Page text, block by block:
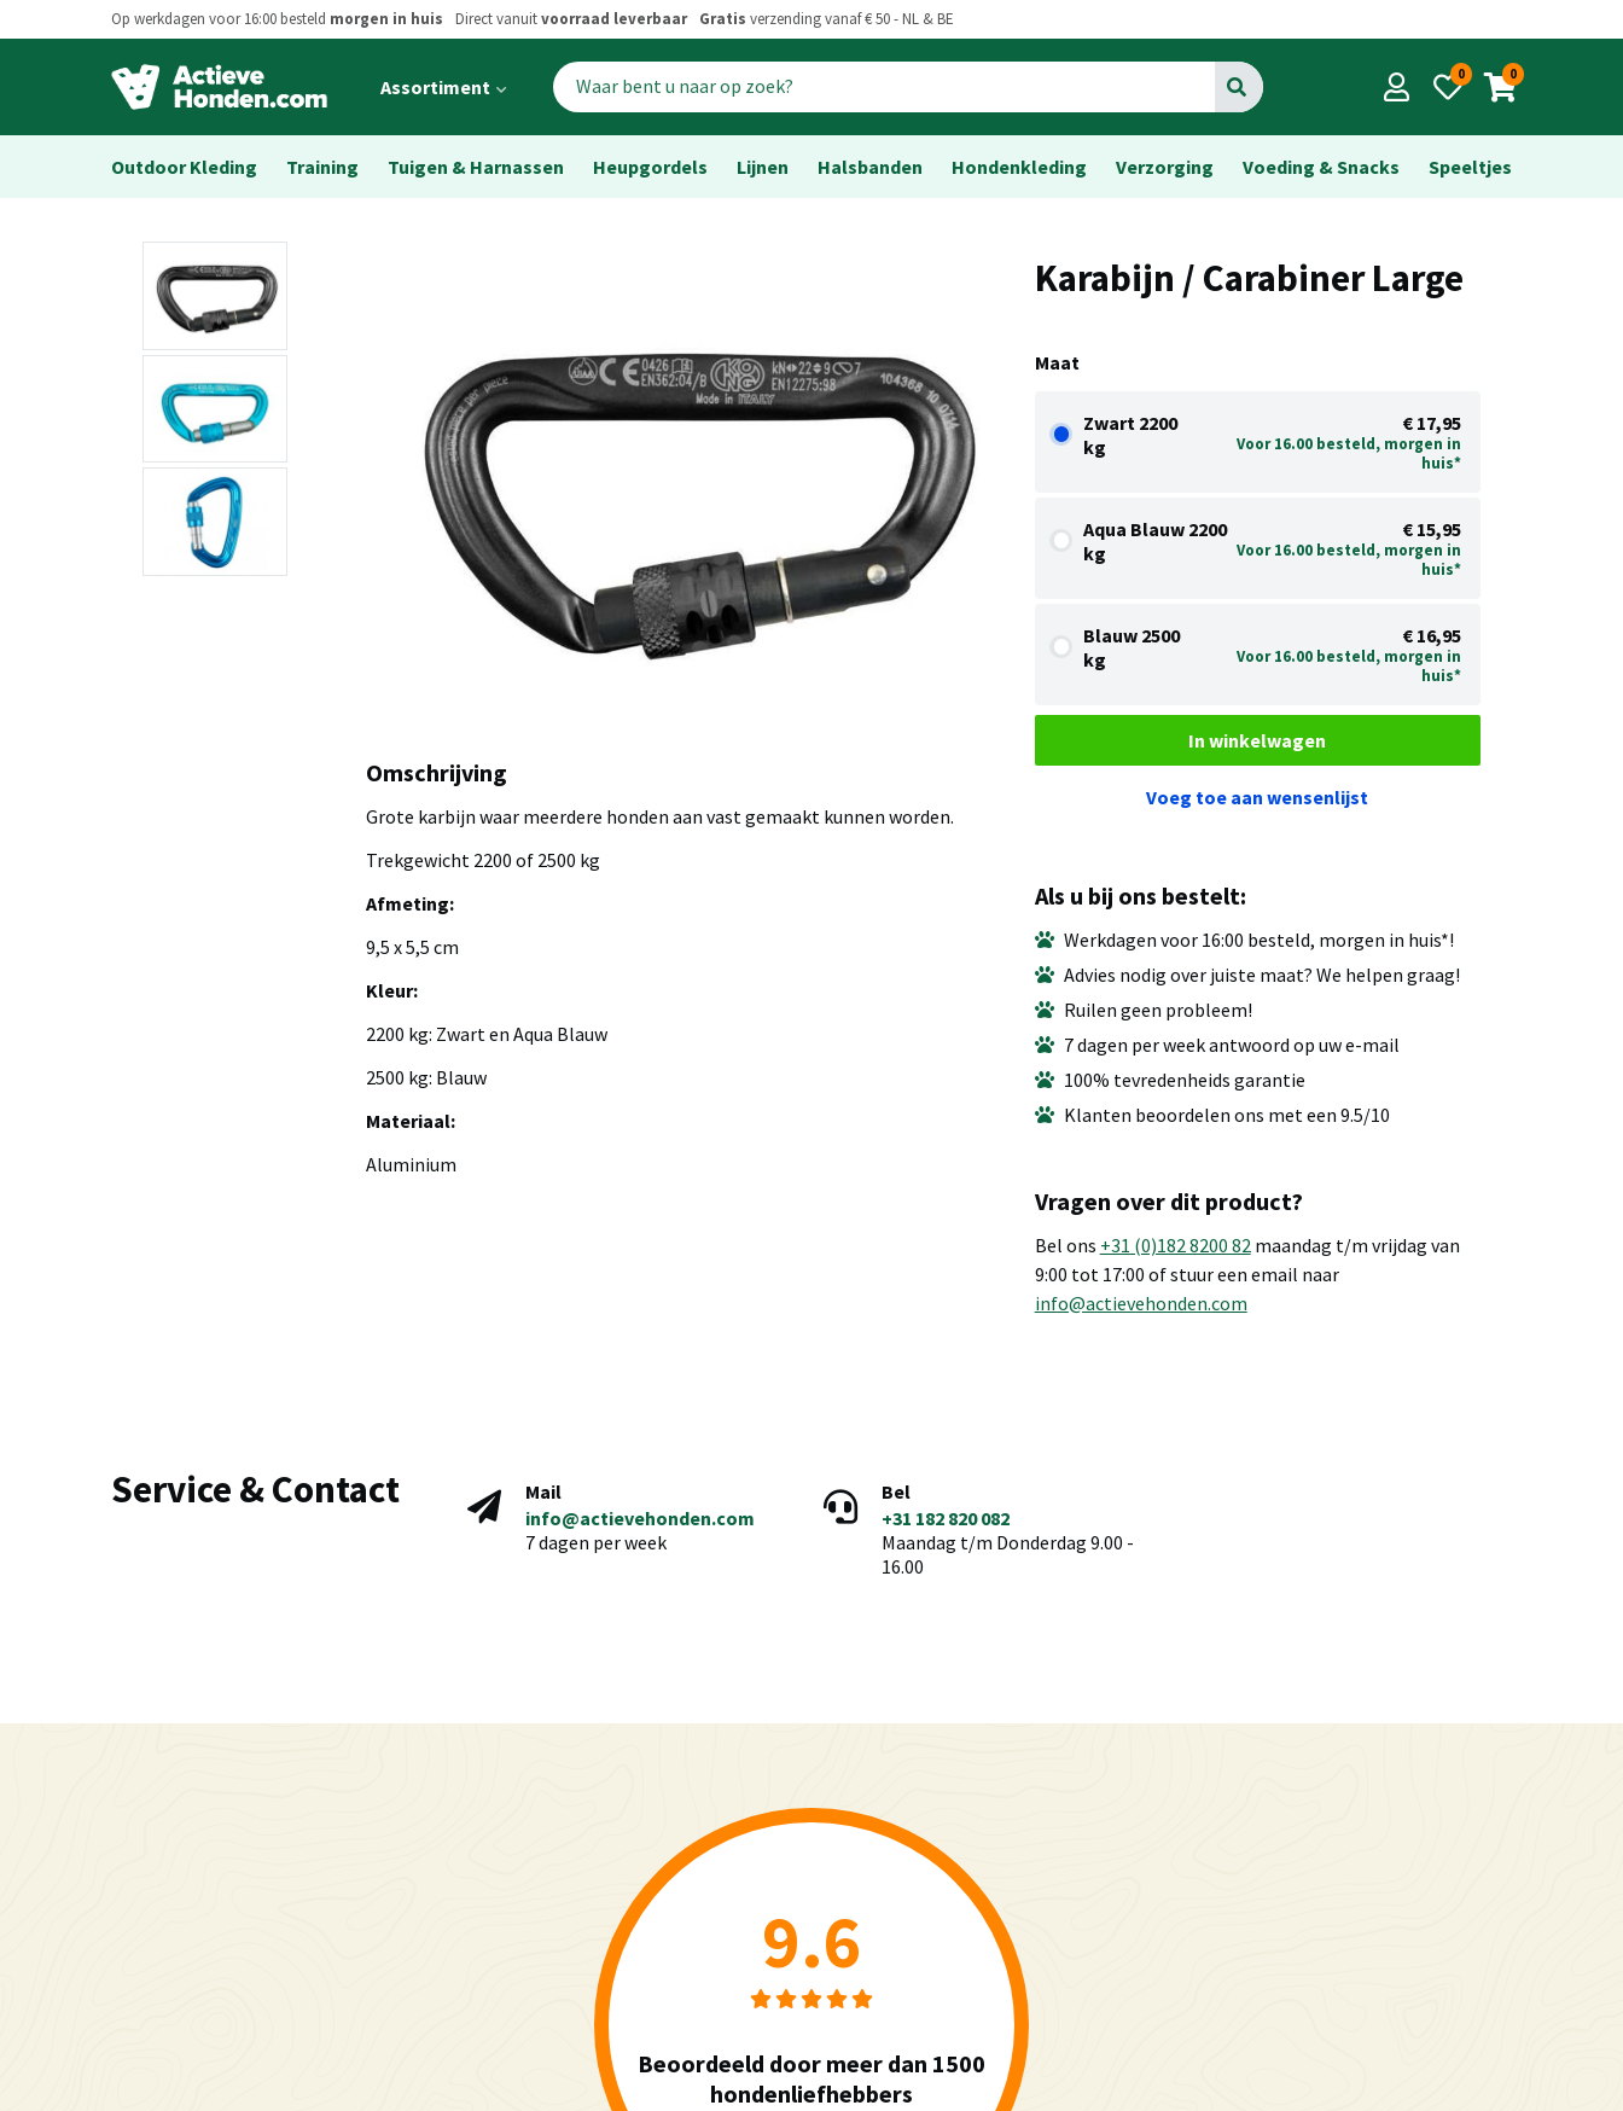
Op werkdagen voor 16:00 besteld morgen in huis Direct vanuitvoorraad leverbaar Gratis verzending vanaf € 50 - NL & BE
Open
menu
Assortiment Go 0 0
Outdoor Kleding Training Tuigen & Harnassen Heupgordels Lijnen Halsbanden Hondenkleding Verzorging Voeding & Snacks Speeltjes
Karabijn / Carabiner Large
Maat
Zwart 2200
kg
€ 17,95
Voor 16.00 besteld, morgen in
huis*
Aqua Blauw 2200
kg
€ 15,95
Voor 16.00 besteld, morgen in
huis*
Blauw 2500
kg
€ 16,95
Voor 16.00 besteld, morgen in
huis*
In winkelwagen
Voeg toe aan wensenlijst
Omschrijving
Grote karbijn waar meerdere honden aan vast gemaakt kunnen worden.
Trekgewicht 2200 of 2500 kg
Afmeting:
9,5 x 5,5 cm
Kleur:
2200 kg: Zwart en Aqua Blauw
2500 kg: Blauw
Materiaal:
Aluminium
Als u bij ons bestelt:
Werkdagen voor 16:00 besteld, morgen in huis*!
Advies nodig over juiste maat? We helpen graag!
Ruilen geen probleem!
7 dagen per week antwoord op uw e-mail
100% tevredenheids garantie
Klanten beoordelen ons met een 9.5/10
Vragen over dit product?
Bel ons +31 (0)182 8200 82maandag t/m vrijdag van
9:00 tot 17:00 of stuur een email naar
info@actievehonden.com
Service & Contact
Mail
info@actievehonden.com
7 dagen per week
Bel
+31 182 820 082
Maandag t/m Donderdag 9.00 -
16.00
9.6
Beoordeeld door meer dan 1500
hondenliefhebbers